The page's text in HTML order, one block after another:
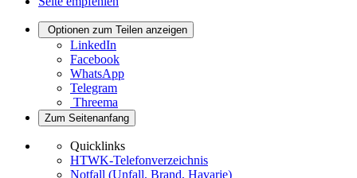
Optionen zum Teilen anzeigen
LinkedIn
Facebook
WhatsApp
Telegram
Threema
Zum Seitenanfang
Quicklinks
HTWK-Telefonverzeichnis
Notfall (Unfall, Brand, Havarie)